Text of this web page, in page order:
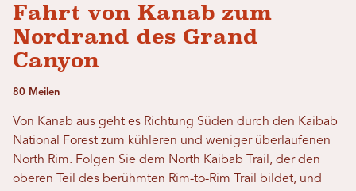
Fahrt von Kanab zum
Nordrand des Grand
Canyon
80 Meilen
Von Kanab aus geht es Richtung Süden durch den Kaibab
National Forest zum kühleren und weniger überlaufenen
North Rim. Folgen Sie dem North Kaibab Trail, der den
oberen Teil des berühmten Rim-to-Rim Trail bildet, und